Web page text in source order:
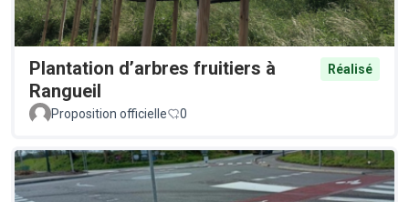
Plantation d’arbres fruitiers à
Rangueil
Réalisé
Proposition officielle 0